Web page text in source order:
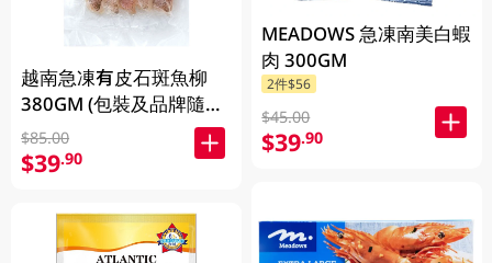
越南急凍有皮石斑魚柳
380GM (包裝及品牌隨機
發放)
$85.00
$39.90
MEADOWS 急凍南美白蝦
肉 300GM
2件$56
$45.00
$39.90